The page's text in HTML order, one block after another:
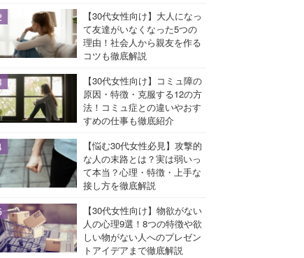
【30代女性向け】大人になっ
て友達がいなくなった5つの
理由！社会人から親友を作る
コツも徹底解説
【30代女性向け】コミュ障の
原因・特徴・克服する12の方
法！コミュ症との違いやおす
すめの仕事も徹底紹介
【悩む30代女性必見】攻撃的
な人の末路とは？実は弱いっ
て本当？心理・特徴・上手な
接し方を徹底解説
【30代女性向け】物欲がない
人の心理9選！8つの特徴や欲
しい物がない人へのプレゼン
トアイデアまで徹底解説